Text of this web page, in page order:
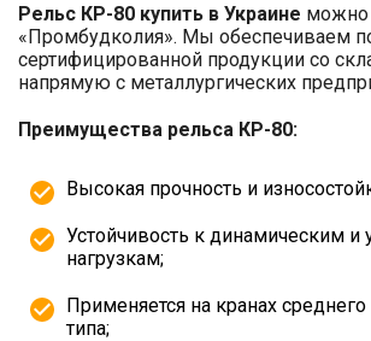
Рельс КР-80 купить в Украине можно
«Промбудколия». Мы обеспечиваем
сертифицированной продукции со
напрямую с металлургических
Преимущества рельса КР-80:
Высокая прочность и
Устойчивость к динамическим
нагрузкам;
Применяется на кранах
типа;